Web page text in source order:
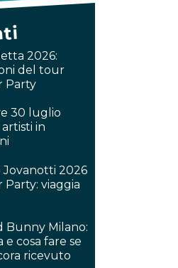
2026:
del tour
Party
30 luglio
in
2026
Party: viaggia
Bunny Milano:
cosa fare se
ricevuto